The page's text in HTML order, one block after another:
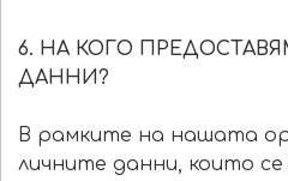
6. НА КОГО
ДАННИ?
В рамките на нашата
личните данни, които